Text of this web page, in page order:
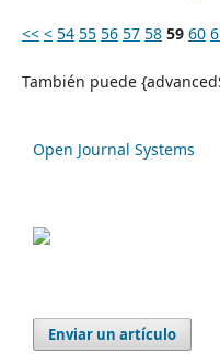
<< < 54 55 56 57 58 59 60
También puede
Open Journal Systems
Enviar un artículo